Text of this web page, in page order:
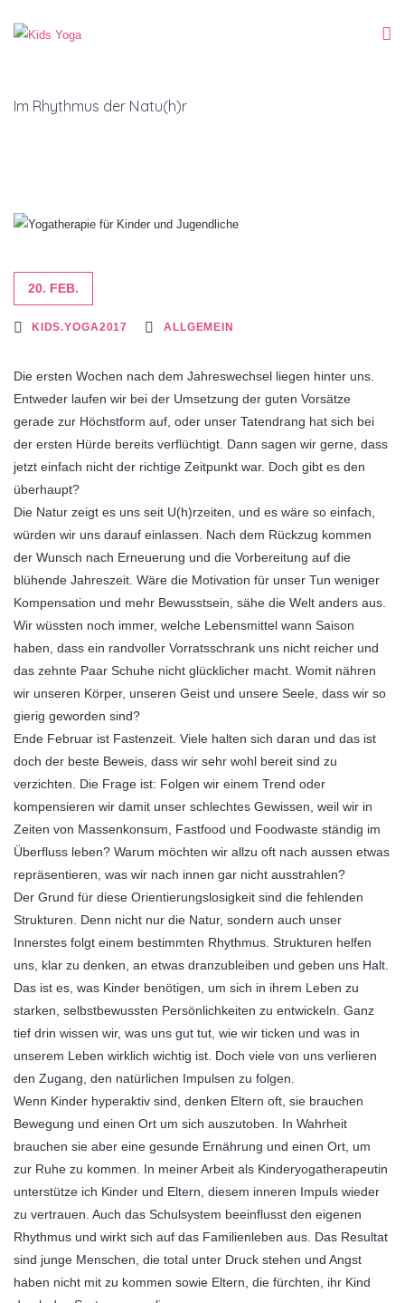
Im Rhythmus der Natu(h)r
20. FEB.
KIDS.YOGA2017 ALLGEMEIN
Die ersten Wochen nach dem Jahreswechsel liegen hinter uns.
Entweder laufen wir bei der Umsetzung der guten Vorsätze
gerade zur Höchstform auf, oder unser Tatendrang hat sich bei
der ersten Hürde bereits verflüchtigt. Dann sagen wir gerne, dass
jetzt einfach nicht der richtige Zeitpunkt war. Doch gibt es den
überhaupt?
Die Natur zeigt es uns seit U(h)rzeiten, und es wäre so einfach,
würden wir uns darauf einlassen. Nach dem Rückzug kommen
der Wunsch nach Erneuerung und die Vorbereitung auf die
blühende Jahreszeit. Wäre die Motivation für unser Tun weniger
Kompensation und mehr Bewusstsein, sähe die Welt anders aus.
Wir wüssten noch immer, welche Lebensmittel wann Saison
haben, dass ein randvoller Vorratsschrank uns nicht reicher und
das zehnte Paar Schuhe nicht glücklicher macht. Womit nähren
wir unseren Körper, unseren Geist und unsere Seele, dass wir so
gierig geworden sind?
Ende Februar ist Fastenzeit. Viele halten sich daran und das ist
doch der beste Beweis, dass wir sehr wohl bereit sind zu
verzichten. Die Frage ist: Folgen wir einem Trend oder
kompensieren wir damit unser schlechtes Gewissen, weil wir in
Zeiten von Massenkonsum, Fastfood und Foodwaste ständig im
Überfluss leben? Warum möchten wir allzu oft nach aussen etwas
repräsentieren, was wir nach innen gar nicht ausstrahlen?
Der Grund für diese Orientierungslosigkeit sind die fehlenden
Strukturen. Denn nicht nur die Natur, sondern auch unser
Innerstes folgt einem bestimmten Rhythmus. Strukturen helfen
uns, klar zu denken, an etwas dranzubleiben und geben uns Halt.
Das ist es, was Kinder benötigen, um sich in ihrem Leben zu
starken, selbstbewussten Persönlichkeiten zu entwickeln. Ganz
tief drin wissen wir, was uns gut tut, wie wir ticken und was in
unserem Leben wirklich wichtig ist. Doch viele von uns verlieren
den Zugang, den natürlichen Impulsen zu folgen.
Wenn Kinder hyperaktiv sind, denken Eltern oft, sie brauchen
Bewegung und einen Ort um sich auszutoben. In Wahrheit
brauchen sie aber eine gesunde Ernährung und einen Ort, um
zur Ruhe zu kommen. In meiner Arbeit als Kinderyogatherapeutin
unterstütze ich Kinder und Eltern, diesem inneren Impuls wieder
zu vertrauen. Auch das Schulsystem beeinflusst den eigenen
Rhythmus und wirkt sich auf das Familienleben aus. Das Resultat
sind junge Menschen, die total unter Druck stehen und Angst
haben nicht mit zu kommen sowie Eltern, die fürchten, ihr Kind